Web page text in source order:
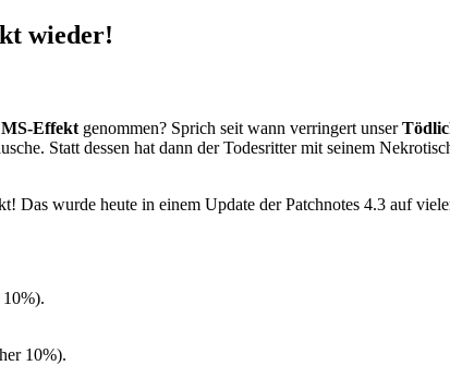
wieder!
MS-Effekt genommen? Sprich seit wann verringert unser
Statt dessen hat dann der Todesritter mit seinem
Das wurde heute in einem Update der Patchnotes 4.3 auf
10%).